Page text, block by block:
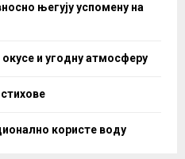
његују успомену на
окусе и угодну атмосферу
користе воду